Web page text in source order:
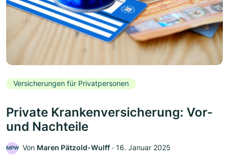
Versicherungen für Privatpersonen
Private Krankenversicherung: Vor-
und Nachteile
MPW Von Maren Pätzold-Wulff ‧ 16. Januar 2025